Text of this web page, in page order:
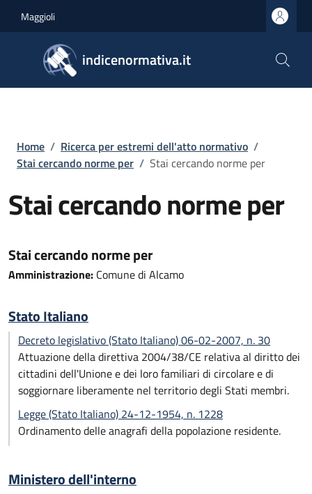
Maggioli
indicenormativa.it
Briciole di pane
Home / Ricerca per estremi dell'atto normativo /
Stai cercando norme per / Stai cercando norme per
Stai cercando norme per
Stai cercando norme per
Amministrazione: Comune di Alcamo
Stato Italiano
Decreto legislativo (Stato Italiano) 06-02-2007, n. 30
Attuazione della direttiva 2004/38/CE relativa al diritto dei
cittadini dell'Unione e dei loro familiari di circolare e di
soggiornare liberamente nel territorio degli Stati membri.
Legge (Stato Italiano) 24-12-1954, n. 1228
Ordinamento delle anagrafi della popolazione residente.
Ministero dell'interno